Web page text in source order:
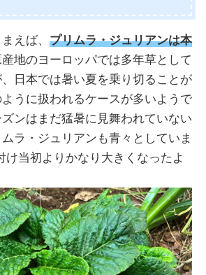
えば、 プリムラ・ジュリアンは本
産地のヨーロッパでは多年草として
日本では暑い夏を乗り切ることが
うに扱われるケースが多いようで
ンはまだ猛暑に見舞われていない
ラ・ジュリアンも青々としていま
け当初よりかなり大きくなったよ